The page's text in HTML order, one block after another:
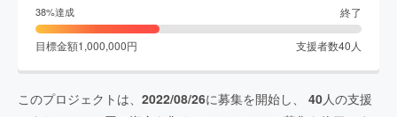
38%達成 終了
目標金額1,000,000円 支援者数40 人
このプロジェクトは、 2022/08/26に募集を開始し、 40人の支援